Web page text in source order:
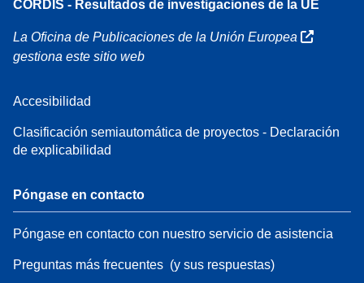
CORDIS - Resultados de investigaciones de la UE
La Oficina de Publicaciones de la Unión Europea
gestiona este sitio web
Accesibilidad
Clasificación semiautomática de proyectos - Declaración
de explicabilidad
Póngase en contacto
Póngase en contacto con nuestro servicio de asistencia
Preguntas más frecuentes (y sus respuestas)